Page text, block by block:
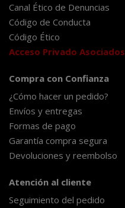
Canal Ético de Denuncias
Código de Conducta
Código Ético
Acceso Privado Asociados
Compra con Confianza
¿Cómo hacer un pedido?
Envíos y entregas
Formas de pago
Garantía compra segura
Devoluciones y reembolso
Atención al cliente
Seguimiento del pedido